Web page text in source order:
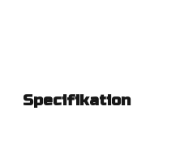
Specifikation